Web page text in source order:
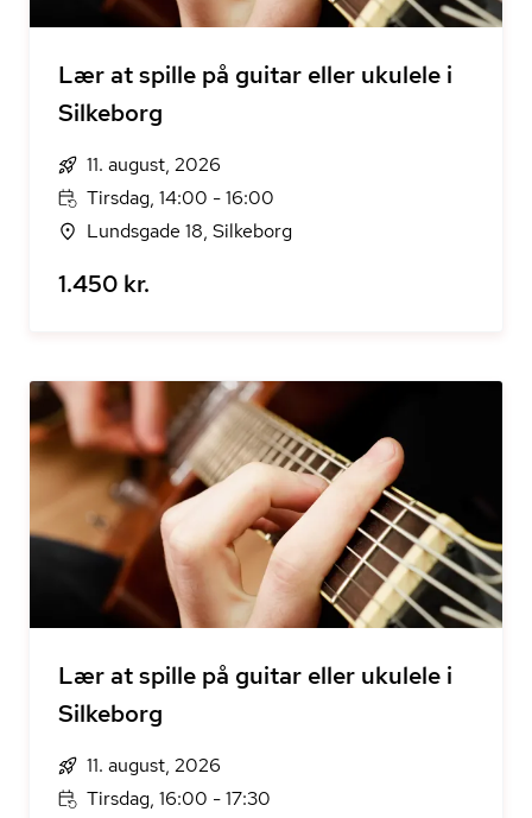
Lær at spille på guitar eller ukulele i
Silkeborg
11. august, 2026
Tirsdag, 14:00 - 16:00
Lundsgade 18, Silkeborg
1.450 kr.
Lær at spille på guitar eller ukulele i
Silkeborg
11. august, 2026
Tirsdag, 16:00 - 17:30